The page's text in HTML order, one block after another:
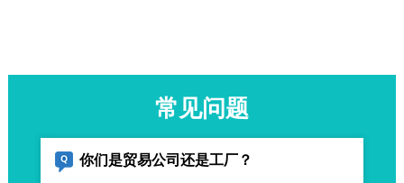
常见问题
你们是贸易公司还是工厂？